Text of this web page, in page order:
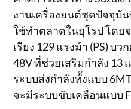
งานเครื่องยนต์ชุดปัจจุบั
ใช้ทำตลาดในยุโรป โดย
เรียง 129 แรงม้า (PS) บ
48V ที่ช่วยเสริมกำลัง 13
ระบบส่งกำลังทั้งแบบ
จะมีระบบขับเคลื่อนแบบ